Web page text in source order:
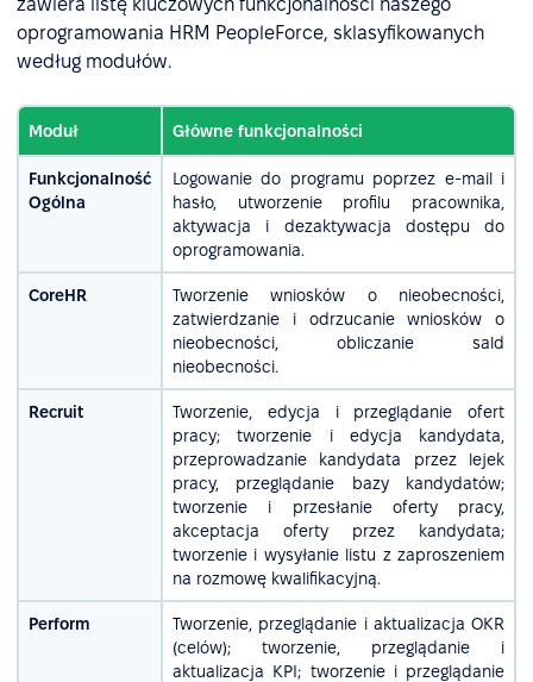
zawiera listę kluczowych funkcjonalności naszego
oprogramowania HRM PeopleForce, sklasyfikowanych
według modułów.
Moduł Główne funkcjonalności
Funkcjonalność
Ogólna
Logowanie do programu poprzez e-mail i
hasło, utworzenie profilu pracownika,
aktywacja i dezaktywacja dostępu do
oprogramowania.
CoreHR
Tworzenie wniosków o nieobecności,
zatwierdzanie i odrzucanie wniosków o
nieobecności, obliczanie sald
nieobecności.
Recruit
Tworzenie, edycja i przeglądanie ofert
pracy; tworzenie i edycja kandydata,
przeprowadzanie kandydata przez lejek
pracy, przeglądanie bazy kandydatów;
tworzenie i przesłanie oferty pracy,
akceptacja oferty przez kandydata;
tworzenie i wysyłanie listu z zaproszeniem
na rozmowę kwalifikacyjną.
Perform
Tworzenie, przeglądanie i aktualizacja OKR
(celów); tworzenie, przeglądanie i
aktualizacja KPI; tworzenie i przeglądanie